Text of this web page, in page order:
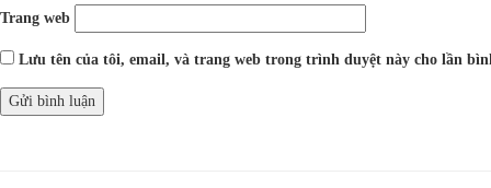
Trang web
Lưu tên của tôi, email, và trang web trong trình duyệt này cho lần